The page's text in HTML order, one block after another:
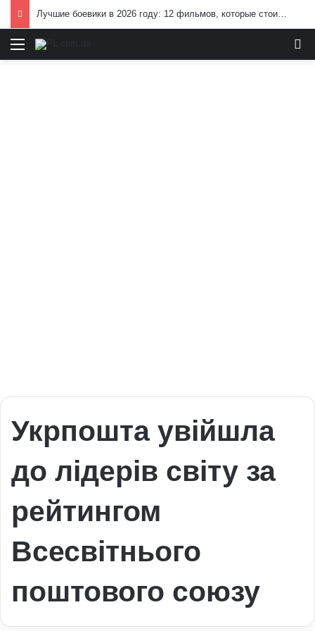
Лучшие боевики в 2026 году: 12 фильмов, которые стоит посмотреть
Меню
Укрпошта увійшла
до лідерів світу за
рейтингом
Всесвітнього
поштового союзу